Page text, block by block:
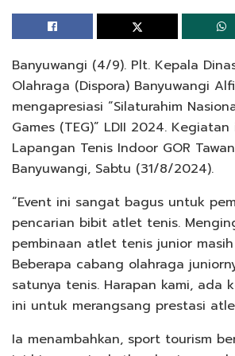
Banyuwangi (4/9). Plt. Kepala
Olahraga (Dispora) Banyuwangi
mengapresiasi “Silaturahim
Games (TEG)” LDII 2024.
Lapangan Tenis Indoor GOR
Banyuwangi, Sabtu (31/8/2024).
“Event ini sangat bagus untuk
pencarian bibit atlet tenis.
pembinaan atlet tenis junior
Beberapa cabang olahraga
satunya tenis. Harapan kami, ada
ini untuk merangsang prestasi
Ia menambahkan, sport tourism